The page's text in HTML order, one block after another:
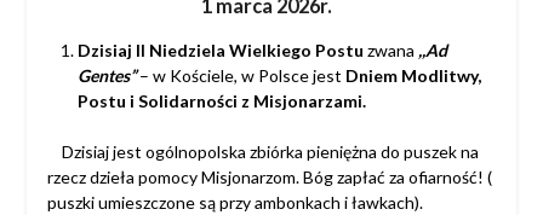
1 marca 2026r.
Dzisiaj II Niedziela Wielkiego Postu zwana ,,Ad
Gentes”– w Kościele, w Polscejest Dniem Modlitwy,
Postu i Solidarności z Misjonarzami.
Dzisiaj jest ogólnopolska zbiórka pieniężna do puszek na
rzecz dzieła pomocyMisjonarzom. Bóg zapłać za ofiarność! (
puszki umieszczone są przy ambonkach i ławkach).